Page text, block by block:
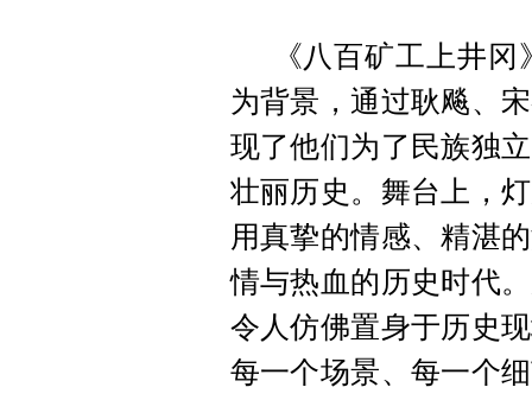
《八百矿工上井
为背景，通过耿飚、
现了他们为了民族独
壮丽历史。舞台上，
用真挚的情感、精湛
情与热血的历史时代
令人仿佛置身于历史
每一个场景、每一个